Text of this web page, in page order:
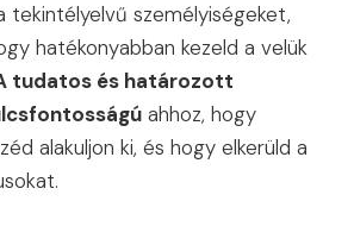
tekintélyelvű személyiségeket,
hatékonyabban kezeld a velük
tudatos és határozott
ahhoz, hogy
alakuljon ki, és hogy elkerüld a